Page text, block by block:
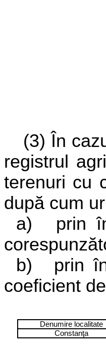
(3) În
registrul
terenuri cu
după cum
a)
prin
b)
prin
coeficient
Denumire localitate
Constanţa